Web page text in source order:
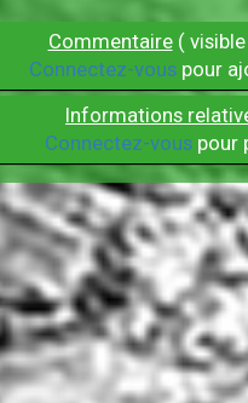
Commentaire( visible
Connectez-vous pour
Informations
Connectez-vous pour